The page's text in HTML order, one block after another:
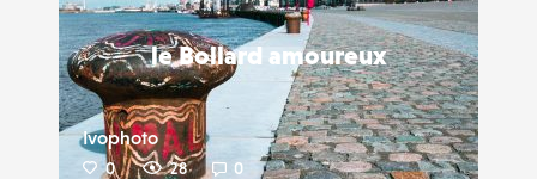
le Bollard amoureux
Ivophoto
0 28 0